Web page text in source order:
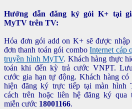
Hướng dẫn đăng ký gói K+ tại
MyTV trên TV:
Hóa đơn gói add on K+ sẽ được nhập
đơn thanh toán gói comboInternet cáp
truyền hình MyTV. Khách hàng thực
toán khi đến kỳ trả cước VNPT.
cước gia hạn tự động. Khách hàng có
hiện đăng ký trực tiếp tại màn hình
cách trên hoặc liên hệ đăng ký qua
miễn cước 18001166.